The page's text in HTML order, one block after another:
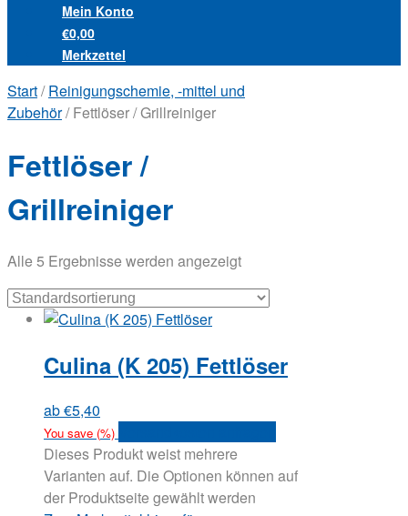
Mein Konto
€0,00
Merkzettel
Start/Reinigungschemie, -mittel und
Zubehör/ Fettlöser / Grillreiniger
Fettlöser /
Grillreiniger
Alle 5 Ergebnisse werden angezeigt
Culina (K 205) Fettlöser
ab€5,40
You save (%)
Dieses Produkt weist mehrere
Varianten auf. Die Optionen können auf
der Produktseite gewählt werden